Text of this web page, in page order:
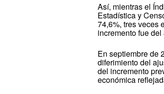
Así, mientras el
Estadística y
74,6%, tres veces
incremento fue
En septiembre de
diferimiento del
del incremento
económica